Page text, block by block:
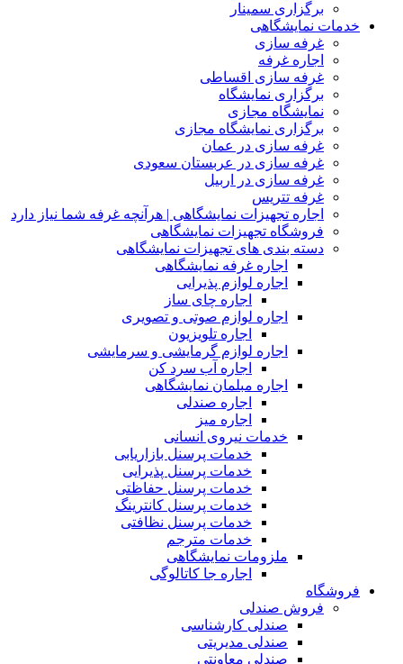
برگزاری سمینار
خدمات نمایشگاهی
غرفه سازی
اجاره غرفه
غرفه سازی اقساطی
برگزاری نمایشگاه
نمایشگاه مجازی
برگزاری نمایشگاه مجازی
غرفه سازی در عمان
غرفه سازی در عربستان سعودی
غرفه سازی در اربیل
غرفه تتریس
اجاره تجهیزات نمایشگاهی | هرآنچه غرفه شما نیاز دارد
فروشگاه تجهیزات نمایشگاهی
دسته بندی های تجهیزات نمایشگاهی
اجاره غرفه نمایشگاهی
اجاره لوازم پذیرایی
اجاره چای ساز
اجاره لوازم صوتی و تصویری
اجاره تلویزیون
اجاره لوازم گرمایشی و سرمایشی
اجاره آب سرد کن
اجاره مبلمان نمایشگاهی
اجاره صندلی
اجاره میز
خدمات نیروی انسانی
خدمات پرسنل بازاریابی
خدمات پرسنل پذیرایی
خدمات پرسنل حفاظتی
خدمات پرسنل کانترینگ
خدمات پرسنل نظافتی
خدمات مترجم
ملزومات نمایشگاهی
اجاره جا کاتالوگی
فروشگاه
فروش صندلی
صندلی کارشناسی
صندلی مدیریتی
صندلی معاونتی